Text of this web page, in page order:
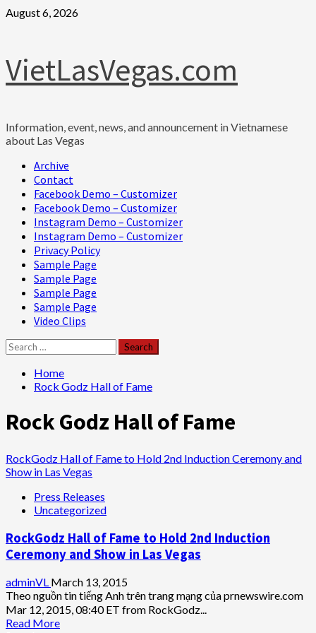
Skip
August 6, 2026
VietLasVegas.com
Information, event, news, and announcement in Vietnamese
about Las Vegas
Primary
Menu
Archive
Contact
Facebook Demo – Customizer
Facebook Demo – Customizer
Instagram Demo – Customizer
Instagram Demo – Customizer
Privacy Policy
Sample Page
Sample Page
Sample Page
Sample Page
Video Clips
Search
for:
Home
Rock Godz Hall of Fame
Rock Godz Hall of Fame
RockGodz Hall of Fame to Hold 2nd Induction Ceremony and
Show in Las Vegas
Press Releases
Uncategorized
RockGodz Hall of Fame to Hold 2nd Induction
Ceremony and Show in Las Vegas
adminVL March 13, 2015
Theo nguồn tin tiếng Anh trên trang mạng của prnewswire.com
Mar 12, 2015, 08:40 ET from RockGodz...
Read MoreRead